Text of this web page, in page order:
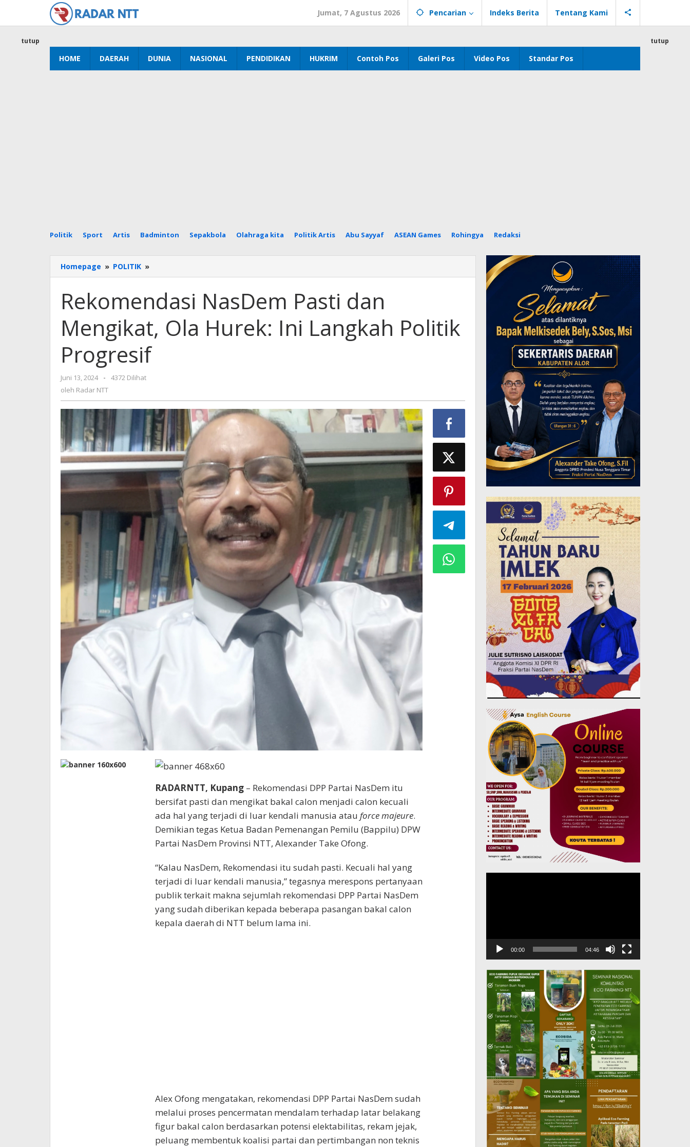
konten
Jumat, 7 Agustus 2026 Pencarian Indeks Berita Tentang Kami
HOME DAERAH DUNIA NASIONAL PENDIDIKAN HUKRIM Contoh Pos Galeri Pos Video Pos Standar Pos
Politik Sport Artis Badminton Sepakbola Olahraga kita Politik Artis Abu Sayyaf ASEAN Games Rohingya Redaksi
tutup tutup
Homepage » POLITIK »
NasDem
dan
Mengikat,
Hurek:
Ini
Langkah
Rekomendasi NasDem Pasti dan
Mengikat, Ola Hurek: Ini Langkah Politik
Progresif
Juni 13, 2024
oleh
Radar
-
4372 Dilihat
oleh Radar NTT
RADARNTT, Kupang– Rekomendasi DPP Partai NasDem itu
bersifat pasti dan mengikat bakal calon menjadi calon kecuali
ada hal yang terjadi di luar kendali manusia atau force majeure.
Demikian tegas Ketua Badan Pemenangan Pemilu (Bappilu) DPW
Partai NasDem Provinsi NTT, Alexander Take Ofong.
“Kalau NasDem, Rekomendasi itu sudah pasti. Kecuali hal yang
terjadi di luar kendali manusia,” tegasnya merespons pertanyaan
publik terkait makna sejumlah rekomendasi DPP Partai NasDem
yang sudah diberikan kepada beberapa pasangan bakal calon
kepala daerah di NTT belum lama ini.
Alex Ofong mengatakan, rekomendasi DPP Partai NasDem sudah
melalui proses pencermatan mendalam terhadap latar belakang
figur bakal calon berdasarkan potensi elektabilitas, rekam jejak,
peluang membentuk koalisi partai dan pertimbangan non teknis
00:00 04:46